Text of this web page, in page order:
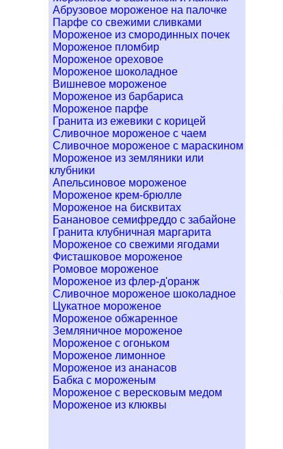
Абрузовое мороженое на палочке
Парфе со свежими сливками
Мороженое из смородинных почек
Мороженое пломбир
Мороженое ореховое
Мороженое шоколадное
Вишневое мороженое
Мороженое из барбариса
Мороженое парфе
Гранита из ежевики с корицей
Сливочное мороженое с чаем
Сливочное мороженое с мараскином
Мороженое из земляники или
клубники
Апельсиновое мороженое
Мороженое крем-брюлле
Мороженое на бисквитах
Банановое семифреддо с забайоне
Гранита клубничная маргарита
Мороженое со свежими ягодами
Фисташковое мороженое
Ромовое мороженое
Мороженое из флер-д'оранж
Сливочное мороженое шоколадное
Цукатное мороженое
Мороженое обжаренное
Земляничное мороженое
Мороженое с огоньком
Мороженое лимонное
Мороженое из ананасов
Бабка с мороженым
Мороженое с вересковым медом
Мороженое из клюквы